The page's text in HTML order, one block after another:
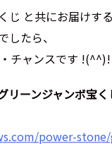
じ と共にお届けす
したら、
チャンスです !(^^)!
リーンジャンボ宝
power-